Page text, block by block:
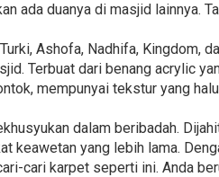
ada duanya di masjid lainnya.
Ashofa, Nadhifa, Kingdom,
Terbuat dari benang acrylic
mempunyai tekstur yang
dalam beribadah.
keawetan yang lebih lama.
cari karpet seperti ini. Anda